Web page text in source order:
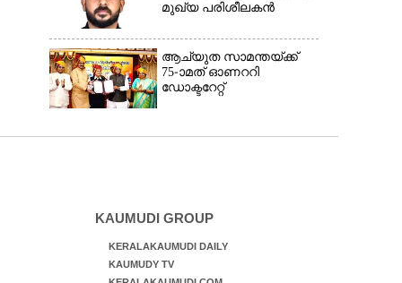
മുഖ്യ പരിശീലകൻ
ആച്യുത സാമന്തയ്ക്ക്
75-ാമത് ഓണററി
ഡോക്ടറേറ്റ്
KAUMUDI GROUP
KERALAKAUMUDI DAILY
KAUMUDY TV